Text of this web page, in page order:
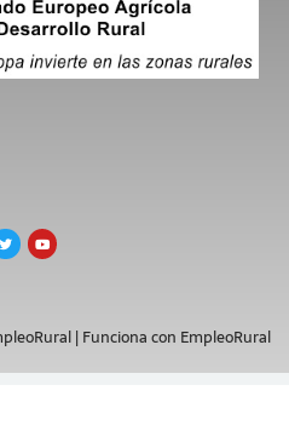
| Funciona con EmpleoRural